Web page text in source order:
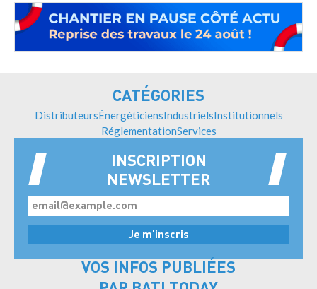
CATÉGORIES
DistributeursÉnergéticiensIndustrielsInstitutionnels
RéglementationServices
INSCRIPTION
NEWSLETTER
VOS INFOS PUBLIÉES